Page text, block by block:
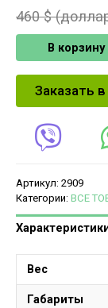
460$
В корзину
Заказать
Артикул: 2909
Категории: ВСЕ
Вес
Габариты